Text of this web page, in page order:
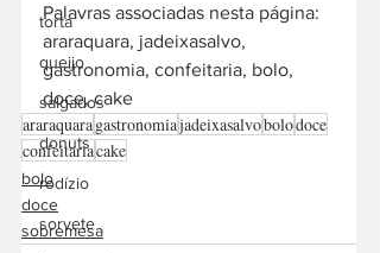
torta
queijo
salgados
donuts
rodízio
sorvete
Palavras associadas nesta página:
araraquara, jadeixasalvo,
gastronomia, confeitaria, bolo,
doce, cake
araraquaragastronomiajadeixasalvobolodoce
confeitariacake
bolo
doce
sobremesa